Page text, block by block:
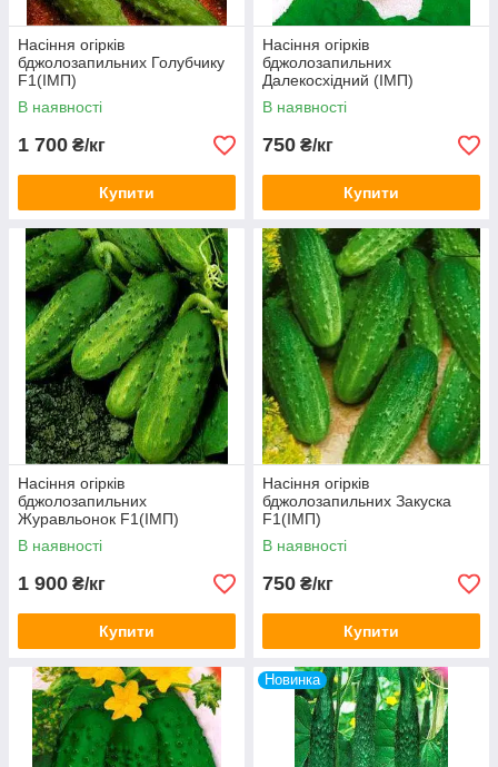
Насіння огірків
бджолозапильних Голубчику
F1(ІМП)
В наявності
1 700 ₴/кг
Купити
Насіння огірків
бджолозапильних
Далекосхідний (ІМП)
В наявності
750 ₴/кг
Купити
Насіння огірків
бджолозапильних
Журавльонок F1(ІМП)
В наявності
1 900 ₴/кг
Купити
Насіння огірків
бджолозапильних Закуска
F1(ІМП)
В наявності
750 ₴/кг
Купити
Новинка